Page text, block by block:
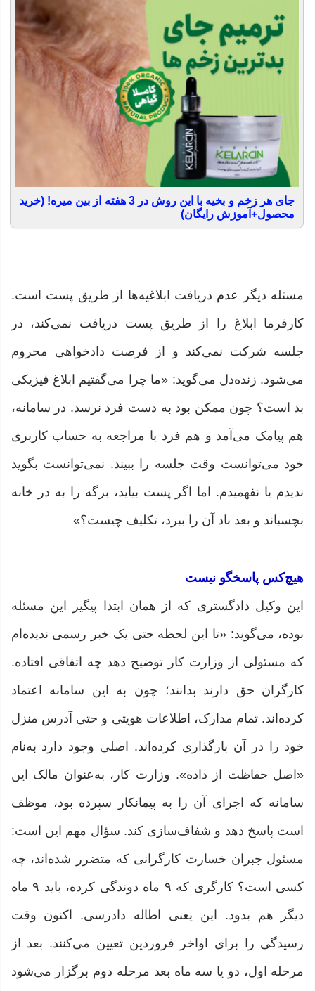
جای هر زخم و بخیه با این روش در 3 هفته از بین میره! (خرید
محصول+آموزش رایگان)
مسئله دیگر عدم دریافت ابلاغیه‌ها از طریق پست است.
کارفرما ابلاغ را از طریق پست دریافت نمی‌کند، در
جلسه شرکت نمی‌کند و از فرصت دادخواهی محروم
می‌شود. زنده‌دل می‌گوید: «ما چرا می‌گفتیم ابلاغ فیزیکی
بد است؟ چون ممکن بود به دست فرد نرسد. در سامانه،
هم پیامک می‌آمد و هم فرد با مراجعه به حساب کاربری
خود می‌توانست وقت جلسه را ببیند. نمی‌توانست بگوید
ندیدم یا نفهمیدم. اما اگر پست بیاید، برگه را به در خانه
بچسباند و بعد باد آن را ببرد، تکلیف چیست؟»
هیچ‌کس پاسخگو نیست
این وکیل دادگستری که از همان ابتدا پیگیر این مسئله
بوده، می‌گوید: «تا این لحظه حتی یک خبر رسمی ندیده‌ام
که مسئولی از وزارت کار توضیح دهد چه اتفاقی افتاده.
کارگران حق دارند بدانند؛ چون به این سامانه اعتماد
کرده‌اند. تمام مدارک، اطلاعات هویتی و حتی آدرس منزل
خود را در آن بارگذاری کرده‌اند. اصلی وجود دارد به‌نام
«اصل حفاظت از داده». وزارت کار، به‌عنوان مالک این
سامانه که اجرای آن را به پیمانکار سپرده بود، موظف
است پاسخ دهد و شفاف‌سازی کند. سؤال مهم این است:
مسئول جبران خسارت کارگرانی که متضرر شده‌اند، چه
کسی است؟ کارگری که ۹ ماه دوندگی کرده، باید ۹ ماه
دیگر هم بدود. این یعنی اطاله دادرسی. اکنون وقت‌
رسیدگی را برای اواخر فروردین تعیین می‌کنند. بعد از
مرحله اول، دو یا سه ماه بعد مرحله دوم برگزار می‌شود